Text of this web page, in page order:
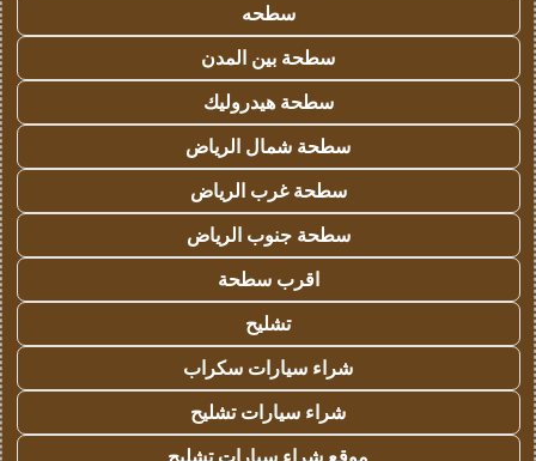
سطحه
سطحة بين المدن
سطحة هيدروليك
سطحة شمال الرياض
سطحة غرب الرياض
سطحة جنوب الرياض
اقرب سطحة
تشليح
شراء سيارات سكراب
شراء سيارات تشليح
موقع شراء سيارات تشليح